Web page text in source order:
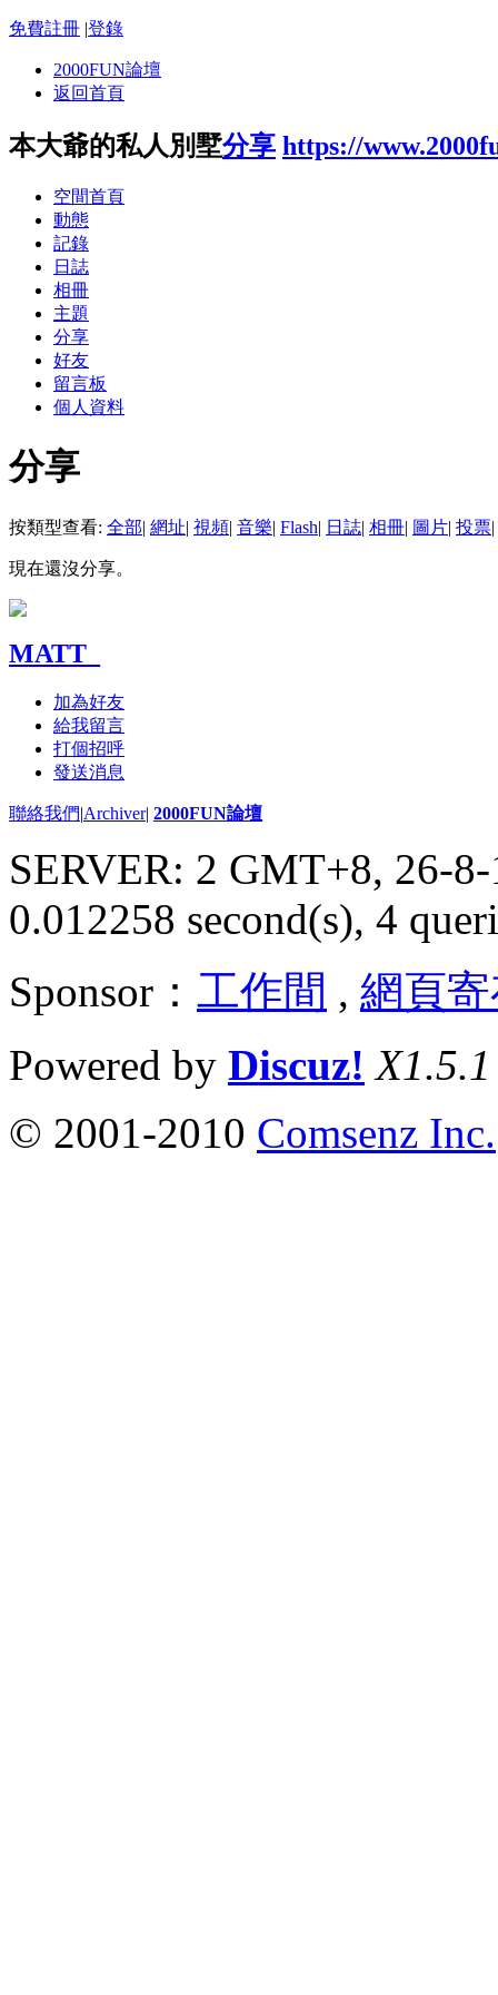
免費註冊 |登錄
2000FUN論壇
返回首頁
本大爺的私人別墅分享 https://
空間首頁
動態
記錄
日誌
相冊
主題
分享
好友
留言板
個人資料
分享
按類型查看: 全部| 網址| 視頻| 音樂| Flash| 日誌| 相冊| 圖片| 投票|
現在還沒分享。
MATT_
加為好友
給我留言
打個招呼
發送消息
聯絡我們|Archiver| 2000FUN論壇
SERVER: 2 GMT+8, 26-
0.012258 second(s), 4
Sponsor： 工作間 , 網頁
Powered by Discuz! X1.5.1
© 2001-2010 Comsenz Inc.